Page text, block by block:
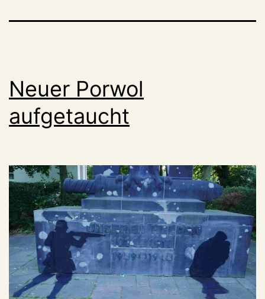
Neuer Porwol
aufgetaucht